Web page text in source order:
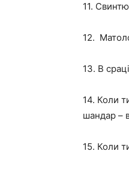
11.
12.
13. В
14. Коли
шандар –
15. Коли